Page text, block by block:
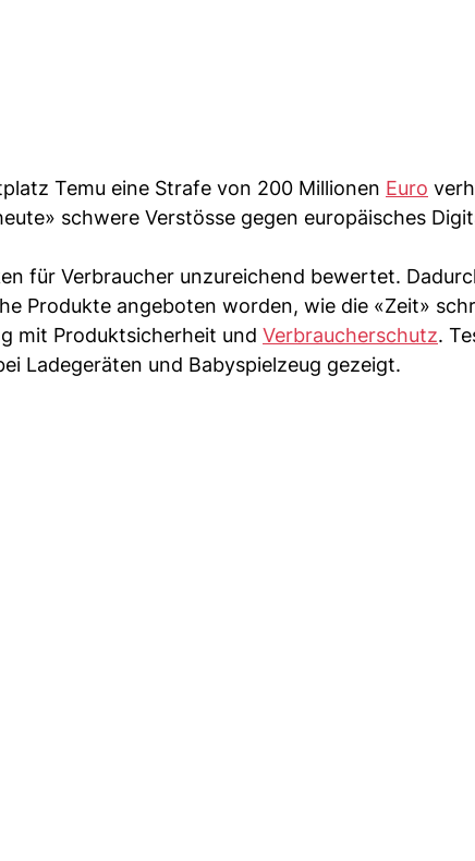
Temu eine Strafe von 200 Millionen Euro
schwere Verstösse gegen europäisches
für Verbraucher unzureichend bewertet.
Produkte angeboten worden, wie die «Zeit»
mit Produktsicherheit und Verbraucherschutz.
Ladegeräten und Babyspielzeug gezeigt.